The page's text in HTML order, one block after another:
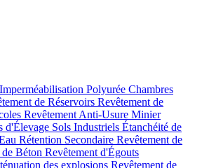
Imperméabilisation Polyurée Chambres
de Réservoirs Revêtement de
Revêtement Anti-Usure Minier
d'Élevage Sols Industriels Étanchéité de
Rétention Secondaire Revêtement de
Béton Revêtement d'Égouts
des explosions Revêtement de